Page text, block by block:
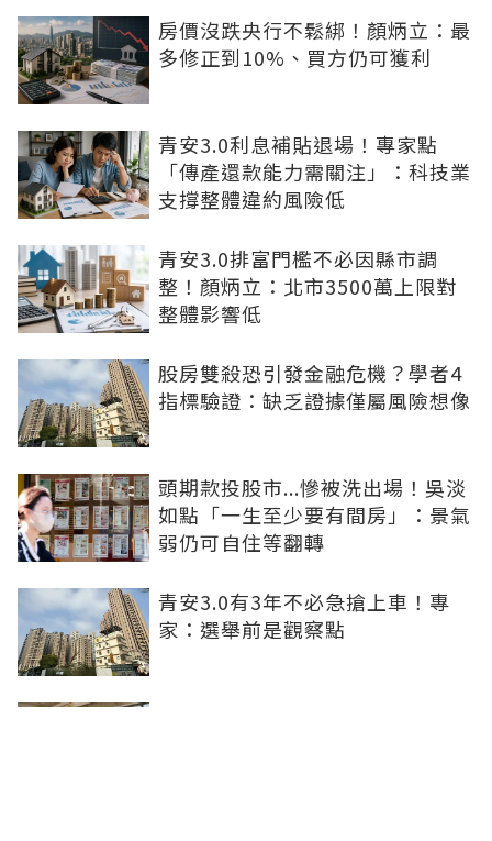
房價沒跌央行不鬆綁！顏炳立：最
多修正到10%、買方仍可獲利
青安3.0利息補貼退場！專家點
「傳產還款能力需關注」：科技業
支撐整體違約風險低
青安3.0排富門檻不必因縣市調
整！顏炳立：北市3500萬上限對
整體影響低
股房雙殺恐引發金融危機？學者4
指標驗證：缺乏證據僅屬風險想像
頭期款投股市...慘被洗出場！吳淡
如點「一生至少要有間房」：景氣
弱仍可自住等翻轉
青安3.0有3年不必急搶上車！專
家：選舉前是觀察點